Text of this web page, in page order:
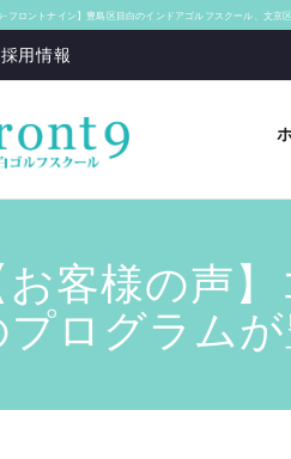
フロントナイン】豊島区目白のインドアゴルフスクール、文京
採用情報
お客様の声
プログラム